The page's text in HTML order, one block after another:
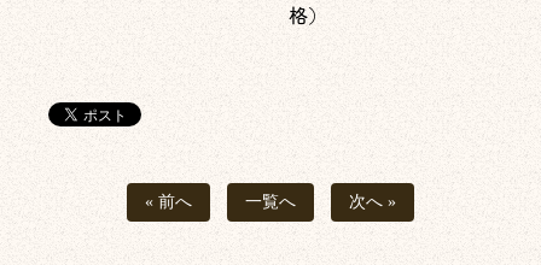
格）
« 前へ 一覧へ 次へ »